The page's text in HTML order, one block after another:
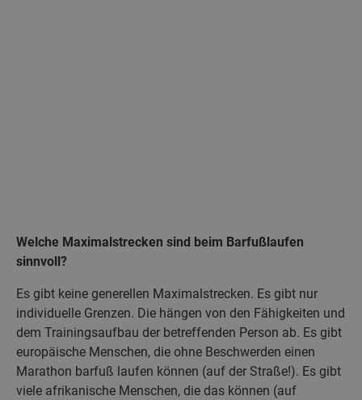
Welche Maximalstrecken sind beim Barfußlaufen
sinnvoll?
Es gibt keine generellen Maximalstrecken. Es gibt nur
individuelle Grenzen. Die hängen von den Fähigkeiten und
dem Trainingsaufbau der betreffenden Person ab. Es gibt
europäische Menschen, die ohne Beschwerden einen
Marathon barfuß laufen können (auf der Straße!). Es gibt
viele afrikanische Menschen, die das können (auf